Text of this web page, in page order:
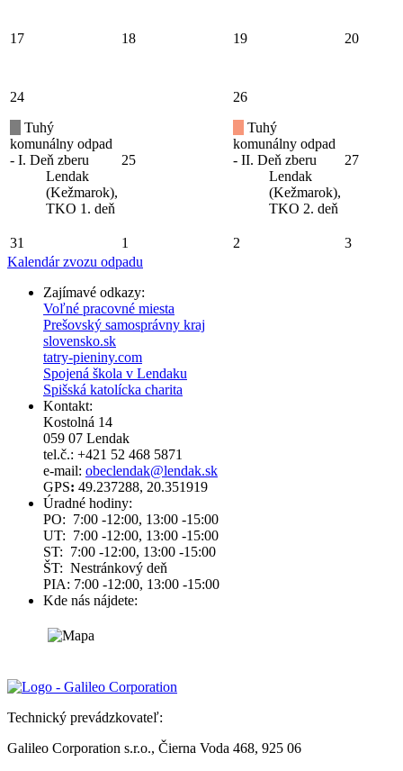
17 18 19 20
24
Tuhý
komunálny odpad
- I. Deň zberu
Lendak
(Kežmarok),
TKO 1. deň
25
26
Tuhý
komunálny odpad
- II. Deň zberu
Lendak
(Kežmarok),
TKO 2. deň
27
31 1 2
3
Kalendár zvozu odpadu
Zajímavé odkazy:
Voľné pracovné miesta
Prešovský samosprávny kraj
slovensko.sk
tatry-pieniny.com
Spojená škola v Lendaku
Spišská katolícka charita
Kontakt:
Kostolná 14
059 07 Lendak
tel.č.: +421 52 468 5871
e-mail: obeclendak@lendak.sk
GPS: 49.237288, 20.351919
Úradné hodiny:
PO: 7:00 -12:00, 13:00 -15:00
UT: 7:00 -12:00, 13:00 -15:00
ST: 7:00 -12:00, 13:00 -15:00
ŠT: Nestránkový deň
PIA: 7:00 -12:00, 13:00 -15:00
Kde nás nájdete:
Technický prevádzkovateľ:
Galileo Corporation s.r.o., Čierna Voda 468, 925 06